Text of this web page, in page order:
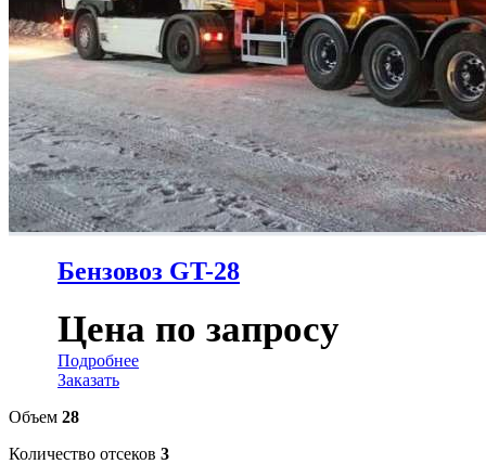
Бензовоз GT-28
Цена по запросу
Подробнее
Заказать
Объем 28
Количество отсеков 3